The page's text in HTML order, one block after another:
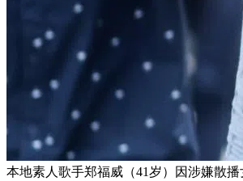
本地素人歌手郑福威（41岁）因涉嫌散